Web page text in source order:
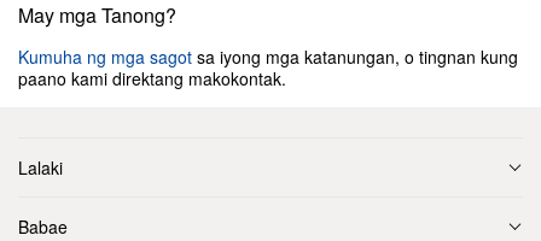
May mga Tanong?
Kumuha ng mga sagot sa iyong mga katanungan, o tingnan kung
paano kami direktang makokontak.
Lalaki
Babae